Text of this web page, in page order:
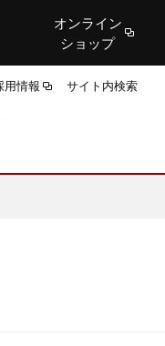
オンライン
ショップ
用情報 サイト内検索